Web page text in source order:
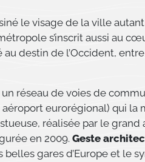
le visage de la ville autant
s’inscrit aussi au
au destin de l’Occident,
réseau de voies de
eurorégional) qui la
réalisée par le grand
en 2009. Geste
gares d’Europe et le